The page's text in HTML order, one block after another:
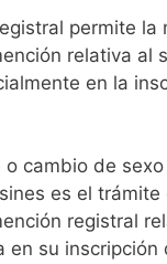
permite la
relativa al
en la
cambio de
es el trámite
registral
en su inscripción